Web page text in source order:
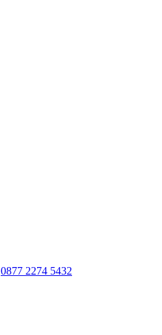
0877 2274 5432